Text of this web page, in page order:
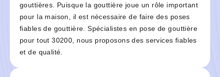
gouttières. Puisque la gouttière joue un rôle important
pour la maison, il est nécessaire de faire des poses
fiables de gouttière. Spécialistes en pose de gouttière
pour tout 30200, nous proposons des services fiables
et de qualité.